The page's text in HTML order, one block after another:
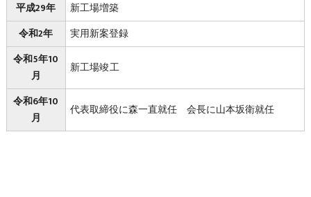
平成29年
新工場増築
令和2年
実用新案登録
令和5年10
月
新工場竣工
令和6年10
月
代表取締役に森一直就任 会長に山本坂衛就任